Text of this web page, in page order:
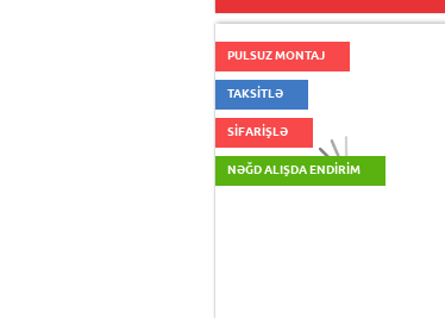
PULSUZ MONTAJ
TAKSİTLƏ
SİFARİŞLƏ
NƏĞD ALIŞDA ENDIRIM